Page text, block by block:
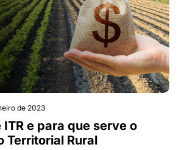
de 2023
ITR e para que serve o
Territorial Rural